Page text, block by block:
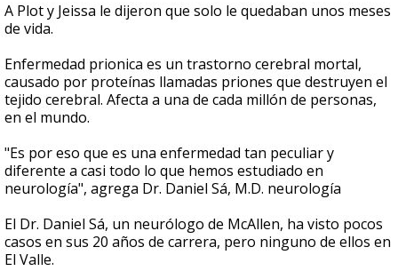
A Plot y Jeissa le dijeron que solo le quedaban unos meses
de vida.
Enfermedad prionica es un trastorno cerebral mortal,
causado por proteínas llamadas priones que destruyen el
tejido cerebral. Afecta a una de cada millón de personas,
en el mundo.
"Es por eso que es una enfermedad tan peculiar y
diferente a casi todo lo que hemos estudiado en
neurología", agrega Dr. Daniel Sá, M.D. neurología
El Dr. Daniel Sá, un neurólogo de McAllen, ha visto pocos
casos en sus 20 años de carrera, pero ninguno de ellos en
El Valle.